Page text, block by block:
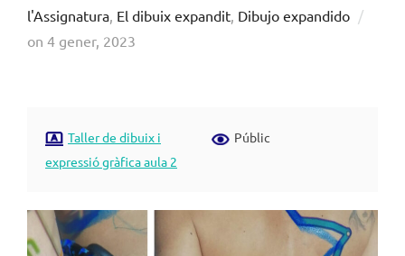
l'Assignatura, El dibuix expandit, Dibujo expandido
on Posted
4 gener, 2023
Taller de dibuix i
expressió gràfica aula 2
Públic